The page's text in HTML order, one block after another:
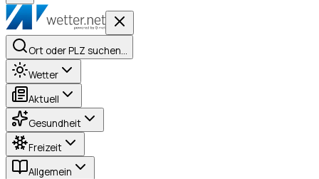
Ort oder PLZ suchen…
Wetter
Aktuell
Gesundheit
Freizeit
Allgemein